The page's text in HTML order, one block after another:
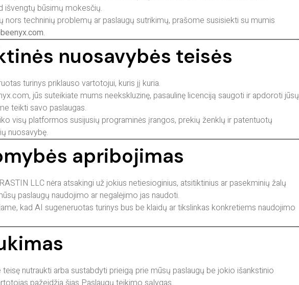
išvengtų būsimų mokesčių.
nors techninių problemų ar paslaugų sutrikimų, prašome susisiekti su mumis
.
nuosavybės teisės
turinys priklauso vartotojui, kuris jį kuria.
jūs suteikiate mums neekskluzinę, pasaulinę licenciją saugoti ir apdoroti jūsų
teikti savo paslaugas.
visų platformos susijusių programinės įrangos, prekių ženklų ir patentuotų
nuosavybę.
apribojimas
LLC nėra atsakingi už jokius netiesioginius, atsitiktinius ar pasekminių žalų
paslaugų naudojimo ar negalėjimo jas naudoti.
kad AI sugeneruotas turinys bus be klaidų ar tikslinkas konkretiems naudojimo
nutraukti arba sustabdyti prieigą prie mūsų paslaugų be jokio išankstinio